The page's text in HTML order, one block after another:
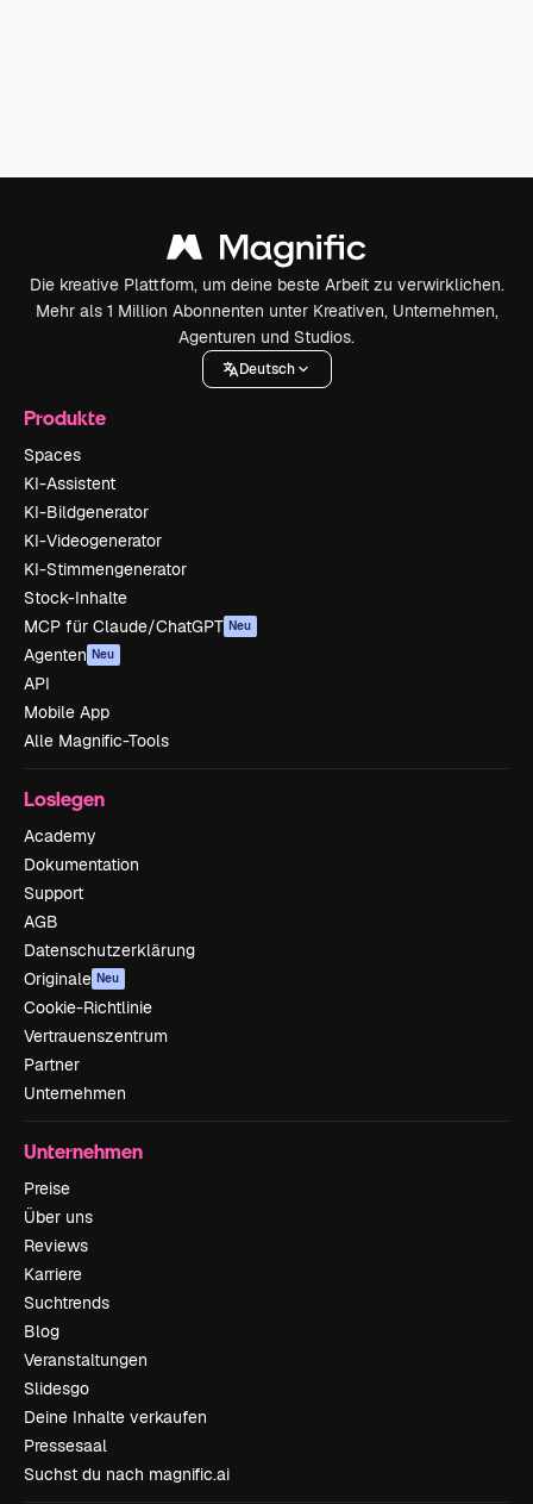
Die kreative Plattform, um deine beste Arbeit zu verwirklichen.
Mehr als 1 Million Abonnenten unter Kreativen, Unternehmen,
Agenturen und Studios.
Deutsch
Produkte
Spaces
KI-Assistent
KI-Bildgenerator
KI-Videogenerator
KI-Stimmengenerator
Stock-Inhalte
MCP für Claude/ChatGPT Neu
Agenten Neu
API
Mobile App
Alle Magnific-Tools
Loslegen
Academy
Dokumentation
Support
AGB
Datenschutzerklärung
Originale Neu
Cookie-Richtlinie
Vertrauenszentrum
Partner
Unternehmen
Unternehmen
Preise
Über uns
Reviews
Karriere
Suchtrends
Blog
Veranstaltungen
Slidesgo
Deine Inhalte verkaufen
Pressesaal
Suchst du nach magnific.ai